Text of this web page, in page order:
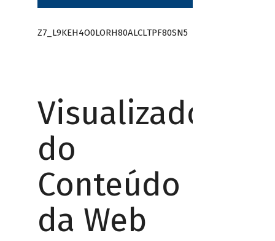
Z7_L9KEH4O0LORH80ALCLTPF80SN5
Visualizador
do
Conteúdo
da Web